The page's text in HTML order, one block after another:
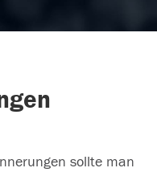
sollte man